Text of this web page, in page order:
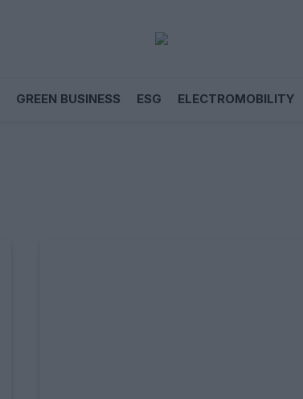
GREEN BUSINESS ESG ELECTROMOBILITY